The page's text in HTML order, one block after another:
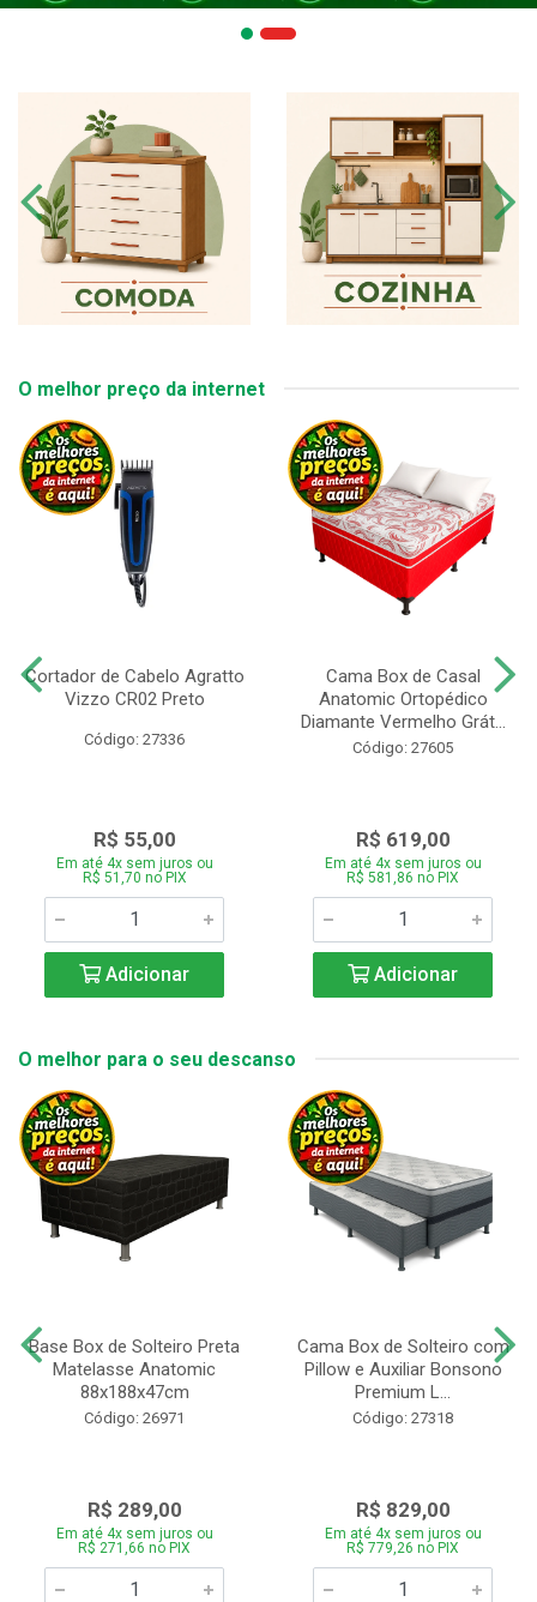
O melhor preço da internet
Cortador de Cabelo Agratto
Vizzo CR02 Preto
Código: 27336
R$ 55,00
Em até 4x sem juros ou
R$ 51,70 no PIX
Adicionar
Cama Box de Casal
Anatomic Ortopédico
Diamante Vermelho Grát...
Código: 27605
R$ 619,00
Em até 4x sem juros ou
R$ 581,86 no PIX
Adicionar
O melhor para o seu descanso
Base Box de Solteiro Preta
Matelasse Anatomic
88x188x47cm
Código: 26971
R$ 289,00
Em até 4x sem juros ou
R$ 271,66 no PIX
Cama Box de Solteiro com
Pillow e Auxiliar Bonsono
Premium L...
Código: 27318
R$ 829,00
Em até 4x sem juros ou
R$ 779,26 no PIX